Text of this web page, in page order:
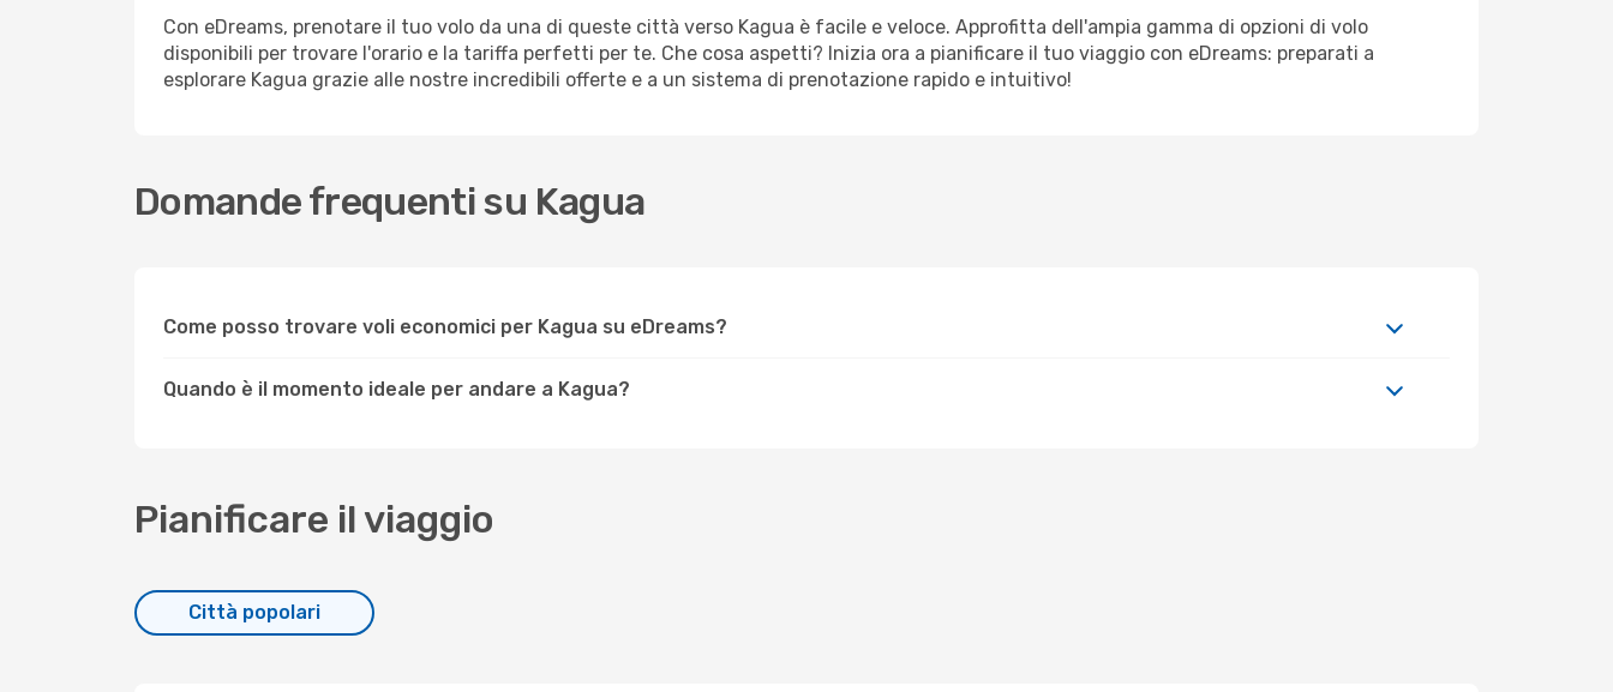
Con eDreams, prenotare il tuo volo da una di queste città verso Kagua è facile e veloce. Approfitta dell'ampia gamma di opzioni di volo
disponibili per trovare l'orario e la tariffa perfetti per te. Che cosa aspetti? Inizia ora a pianificare il tuo viaggio con eDreams: preparati a
esplorare Kagua grazie alle nostre incredibili offerte e a un sistema di prenotazione rapido e intuitivo!
Domande frequenti su Kagua
Come posso trovare voli economici per Kagua su eDreams?
Quando è il momento ideale per andare a Kagua?
Pianificare il viaggio
Città popolari